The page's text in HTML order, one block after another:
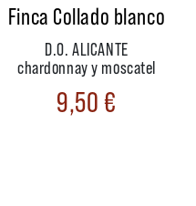
Finca Collado blanco
D.O. ALICANTE
chardonnay y moscatel
9,50€